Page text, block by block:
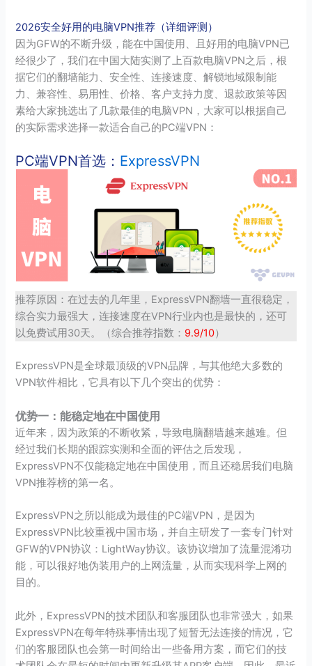
2026安全好用的电脑VPN推荐（详细评测）
因为GFW的不断升级，能在中国使用、且好用的电脑VPN已
经很少了，我们在中国大陆实测了上百款电脑VPN之后，根
据它们的翻墙能力、安全性、连接速度、解锁地域限制能
力、兼容性、易用性、价格、客户支持力度、退款政策等因
素给大家挑选出了几款最佳的电脑VPN，大家可以根据自己
的实际需求选择一款适合自己的PC端VPN：
PC端VPN首选： ExpressVPN
推荐原因：在过去的几年里，ExpressVPN翻墙一直很稳定，
综合实力最强大，连接速度在VPN行业内也是最快的，还可
以免费试用30天。（综合推荐指数： 9.9/10）
ExpressVPN是全球最顶级的VPN品牌，与其他绝大多数的
VPN软件相比，它具有以下几个突出的优势：
优势一：能稳定地在中国使用
近年来，因为政策的不断收紧，导致电脑翻墙越来越难。但
经过我们长期的跟踪实测和全面的评估之后发现，
ExpressVPN不仅能稳定地在中国使用，而且还稳居我们电脑
VPN推荐榜的第一名。
ExpressVPN之所以能成为最佳的PC端VPN，是因为
ExpressVPN比较重视中国市场，并自主研发了一套专门针对
GFW的VPN协议：LightWay协议。该协议增加了流量混淆功
能，可以很好地伪装用户的上网流量，从而实现科学上网的
目的。
此外，ExpressVPN的技术团队和客服团队也非常强大，如果
ExpressVPN在每年特殊事情出现了短暂无法连接的情况，它
们的客服团队也会第一时间给出一些备用方案，而它们的技